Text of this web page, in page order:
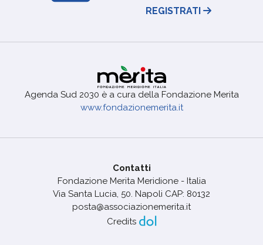
REGISTRATI
Agenda Sud 2030 è a cura della Fondazione Merita
www.fondazionemerita.it
Contatti
Fondazione Merita Meridione - Italia
Via Santa Lucia, 50. Napoli CAP: 80132
posta@associazionemerita.it
Credits